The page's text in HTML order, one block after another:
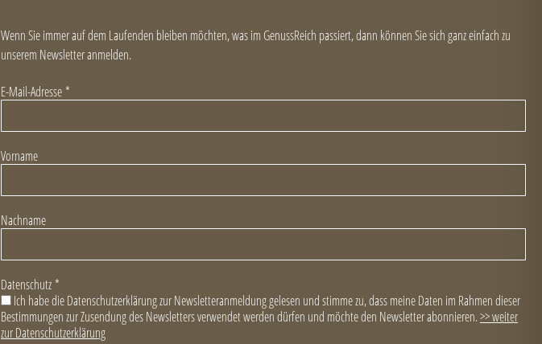
Wenn Sie immer auf dem Laufenden bleiben möchten, was im GenussReich passiert, dann können Sie sich ganz einfach zu
unserem Newsletter anmelden.
E-Mail-Adresse *
Vorname
Nachname
Datenschutz *
Ich habe die Datenschutzerklärung zur Newsletteranmeldung gelesen und stimme zu, dass meine Daten im Rahmen dieser
Bestimmungen zur Zusendung des Newsletters verwendet werden dürfen und möchte den Newsletter abonnieren.>> weiter
zur Datenschutzerklärung